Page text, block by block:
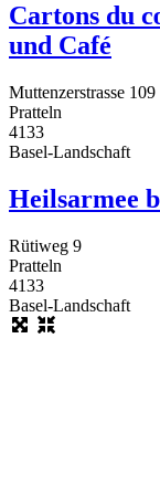
Cartons du
und Café
Muttenzerstrasse 109
Pratteln
4133
Basel-Landschaft
Heilsarmee
Rütiweg 9
Pratteln
4133
Basel-Landschaft